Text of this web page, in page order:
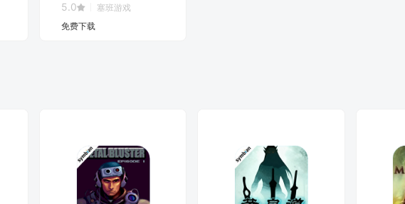
5.0
塞班游戏
免费下载